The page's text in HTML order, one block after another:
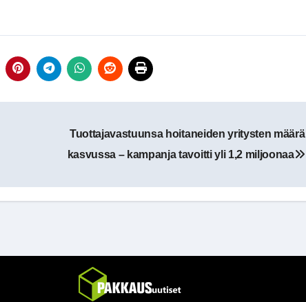
Tuottajavastuunsa hoitaneiden yritysten määrä
kasvussa – kampanja tavoitti yli 1,2 miljoonaa